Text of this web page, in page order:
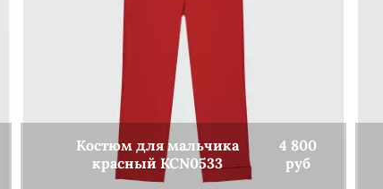
Костюм для мальчика
красный KCN0533
4 800
руб